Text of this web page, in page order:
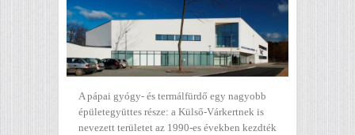
A pápai gyógy- és termálfürdő egy nagyobb
épületegyüttes része: a Külső-Várkertnek is
nevezett területet az 1990-es években kezdték